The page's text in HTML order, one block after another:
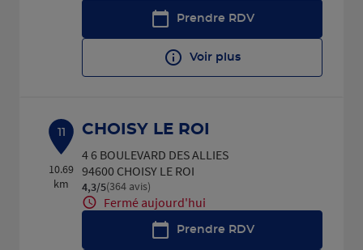
Prendre RDV
Voir plus
11
10.69
km
CHOISY LE ROI
4 6 BOULEVARD DES ALLIES
94600 CHOISY LE ROI
4,3/5Note de 4.3 sur 5
(364 avis)
Fermé aujourd'hui
Prendre RDV